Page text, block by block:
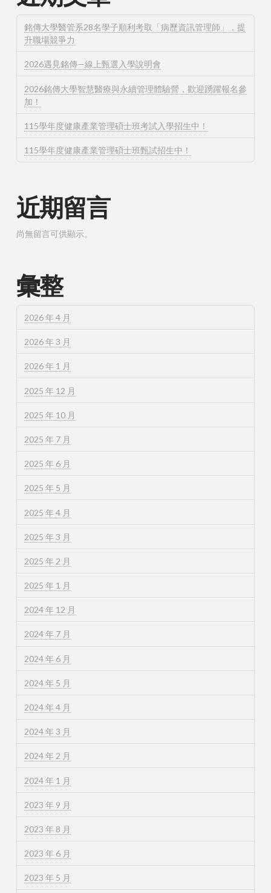
銘傳大學醫管系28名學子順利考取「病歷資訊管理師」，提
升職場競爭力
2026遇見銘傳—線上甄選入學說明會
2026銘傳大學智慧醫療與永續管理體驗營，歡迎踴躍報名參
加！
115學年度健康產業管理碩士班考試入學招生中！
115學年度健康產業管理碩士班甄試招生中！
近期留言
尚無留言可供顯示。
彙整
2026 年 4 月
2026 年 3 月
2026 年 1 月
2025 年 12 月
2025 年 10 月
2025 年 7 月
2025 年 6 月
2025 年 5 月
2025 年 4 月
2025 年 3 月
2025 年 2 月
2025 年 1 月
2024 年 12 月
2024 年 7 月
2024 年 6 月
2024 年 5 月
2024 年 4 月
2024 年 3 月
2024 年 2 月
2024 年 1 月
2023 年 9 月
2023 年 8 月
2023 年 6 月
2023 年 5 月